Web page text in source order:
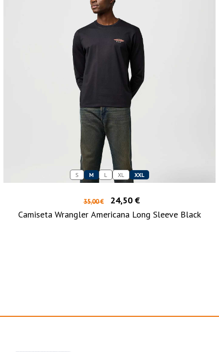
S M L XL XXL
35,00 €
24,50 €
Camiseta Wrangler Americana Long Sleeve Black